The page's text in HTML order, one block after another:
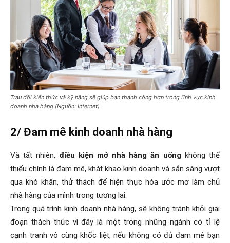
Trau dồi kiến thức và kỹ năng sẽ giúp bạn thành công hơn trong lĩnh vực kinh
doanh nhà hàng (Nguồn: Internet)
2/ Đam mê kinh doanh nhà hàng
Và tất nhiên, điều kiện mở nhà hàng ăn uốngkhông thể
thiếu chính là đam mê, khát khao kinh doanh và sẵn sàng vượt
qua khó khăn, thử thách để hiện thực hóa ước mơ làm chủ
nhà hàng của mình trong tương lai.
Trong quá trình kinh doanh nhà hàng, sẽ không tránh khỏi giai
đoạn thách thức vì đây là một trong những ngành có tỉ lệ
cạnh tranh vô cùng khốc liệt, nếu không có đủ đam mê bạn